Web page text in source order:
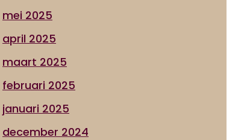
mei 2025
april 2025
maart 2025
februari 2025
januari 2025
december 2024